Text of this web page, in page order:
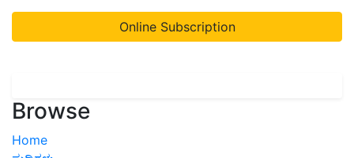
Online Subscription
Browse
Home